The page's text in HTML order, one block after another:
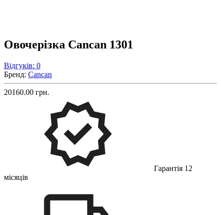
Овочерізка Cancan 1301
Відгуків: 0
Бренд: Cancan
20160.00 грн.
Гарантія 12
місяців